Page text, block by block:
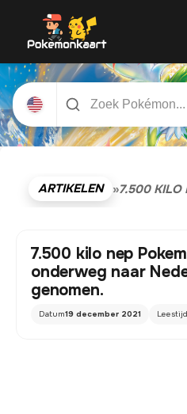
ARTIKELEN »7.500 KILO
7.500 kilo nep
onderweg naar
genomen.
Datum19 december 2021 Leestijd